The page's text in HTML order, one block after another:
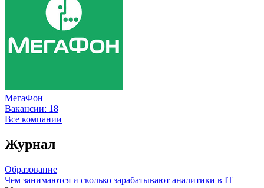
МегаФон
Вакансии: 18
Все компании
Журнал
Образование
Чем занимаются и сколько зарабатывают аналитики в IT